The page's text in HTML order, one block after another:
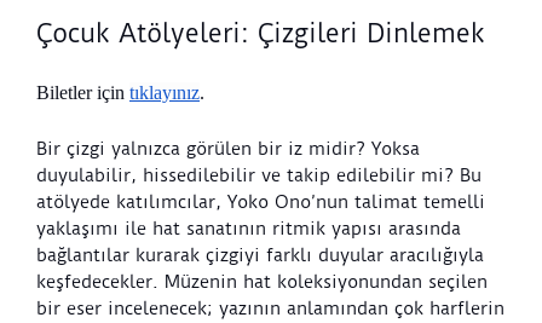
Çocuk Atölyeleri: Çizgileri Dinlemek
Biletler için tıklayınız.
Bir çizgi yalnızca görülen bir iz midir? Yoksa
duyulabilir, hissedilebilir ve takip edilebilir mi? Bu
atölyede katılımcılar, Yoko Ono’nun talimat temelli
yaklaşımı ile hat sanatının ritmik yapısı arasında
bağlantılar kurarak çizgiyi farklı duyular aracılığıyla
keşfedecekler. Müzenin hat koleksiyonundan seçilen
bir eser incelenecek; yazının anlamından çok harflerin